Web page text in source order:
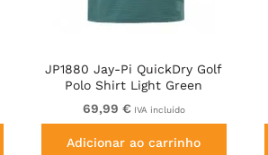
JP1880 Jay-Pi QuickDry Golf
Polo Shirt Light Green
69,99 € IVA incluído
Adicionar ao carrinho